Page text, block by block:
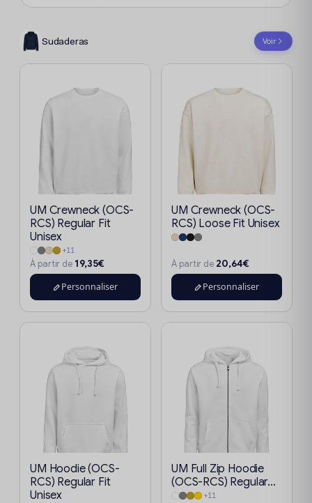
Sudaderas Voir
UM Crewneck (OCS-
RCS) Regular Fit
Unisex
+11
À partir de 19,35€
Personnaliser
UM Crewneck (OCS-
RCS) Loose Fit Unisex
À partir de 20,64€
Personnaliser
UM Hoodie (OCS-
RCS) Regular Fit
Unisex
UM Full Zip Hoodie
(OCS-RCS) Regular...
+11